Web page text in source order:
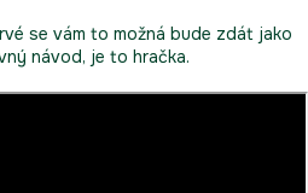
se vám to možná bude zdát jako
návod, je to hračka.